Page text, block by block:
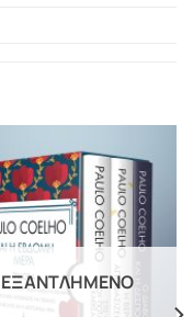
ΕΞΑΝΤΛΗΜΈΝΟ